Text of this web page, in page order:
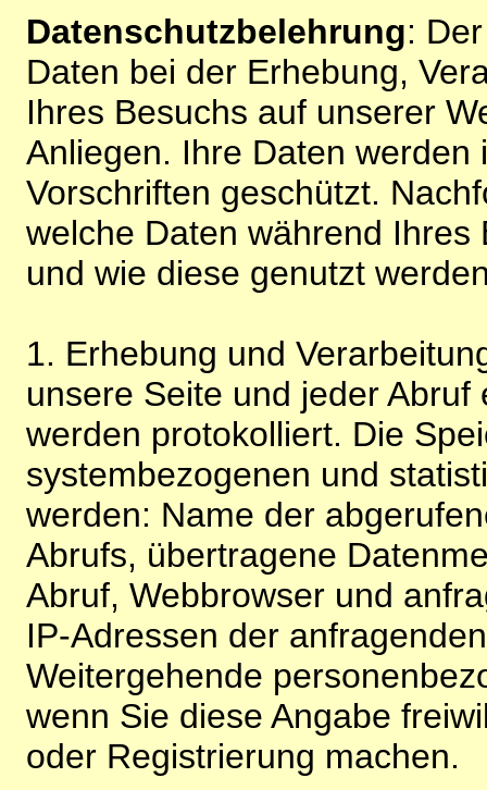
Datenschutzbelehrung:
Daten bei der Erhebung,
Ihres Besuchs auf unserer
Anliegen. Ihre Daten
Vorschriften geschützt.
welche Daten während
und wie diese genutzt
1. Erhebung und
unsere Seite und jeder
werden protokolliert. Die
systembezogenen und
werden: Name der
Abrufs, übertragene
Abruf, Webbrowser und
IP-Adressen der
Weitergehende
wenn Sie diese Angabe
oder Registrierung machen.